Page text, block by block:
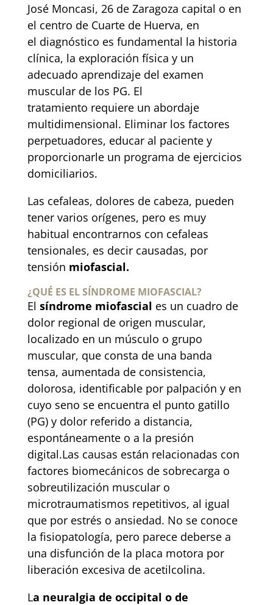
José Moncasi, 26 de Zaragoza capital o en
el centro de Cuarte de Huerva, en
el diagnóstico es fundamental la historia
clínica, la exploración física y un
adecuado aprendizaje del examen
muscular de los PG. El
tratamiento requiere un abordaje
multidimensional. Eliminar los factores
perpetuadores, educar al paciente y
proporcionarle un programa de ejercicios
domiciliarios.
Las cefaleas, dolores de cabeza, pueden
tener varios orígenes, pero es muy
habitual encontrarnos con cefaleas
tensionales, es decir causadas, por
tensión miofascial.
¿QUÉ ES EL SÍNDROME MIOFASCIAL?
El síndrome miofascial es un cuadro de
dolor regional de origen muscular,
localizado en un músculo o grupo
muscular, que consta de una banda
tensa, aumentada de consistencia,
dolorosa, identificable por palpación y en
cuyo seno se encuentra el punto gatillo
(PG) y dolor referido a distancia,
espontáneamente o a la presión
digital.Las causas están relacionadas con
factores biomecánicos de sobrecarga o
sobreutilización muscular o
microtraumatismos repetitivos, al igual
que por estrés o ansiedad. No se conoce
la fisiopatología, pero parece deberse a
una disfunción de la placa motora por
liberación excesiva de acetilcolina.
La neuralgia de occipital o de